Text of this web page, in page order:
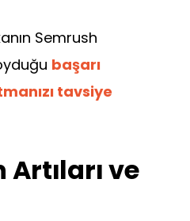
Semrush
başarı
tavsiye
Artıları ve